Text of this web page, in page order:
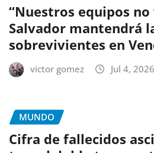
“Nuestros equipos no
Salvador mantendrá
sobrevivientes en
victor gomez Jul 4, 2026
MUNDO
Cifra de fallecidos